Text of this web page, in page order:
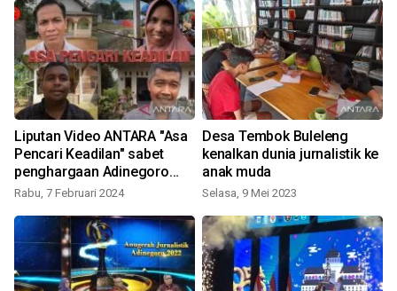
Liputan Video ANTARA "Asa
Pencari Keadilan" sabet
penghargaan Adinegoro
2023
Rabu, 7 Februari 2024
Desa Tembok Buleleng
kenalkan dunia jurnalistik ke
anak muda
Selasa, 9 Mei 2023